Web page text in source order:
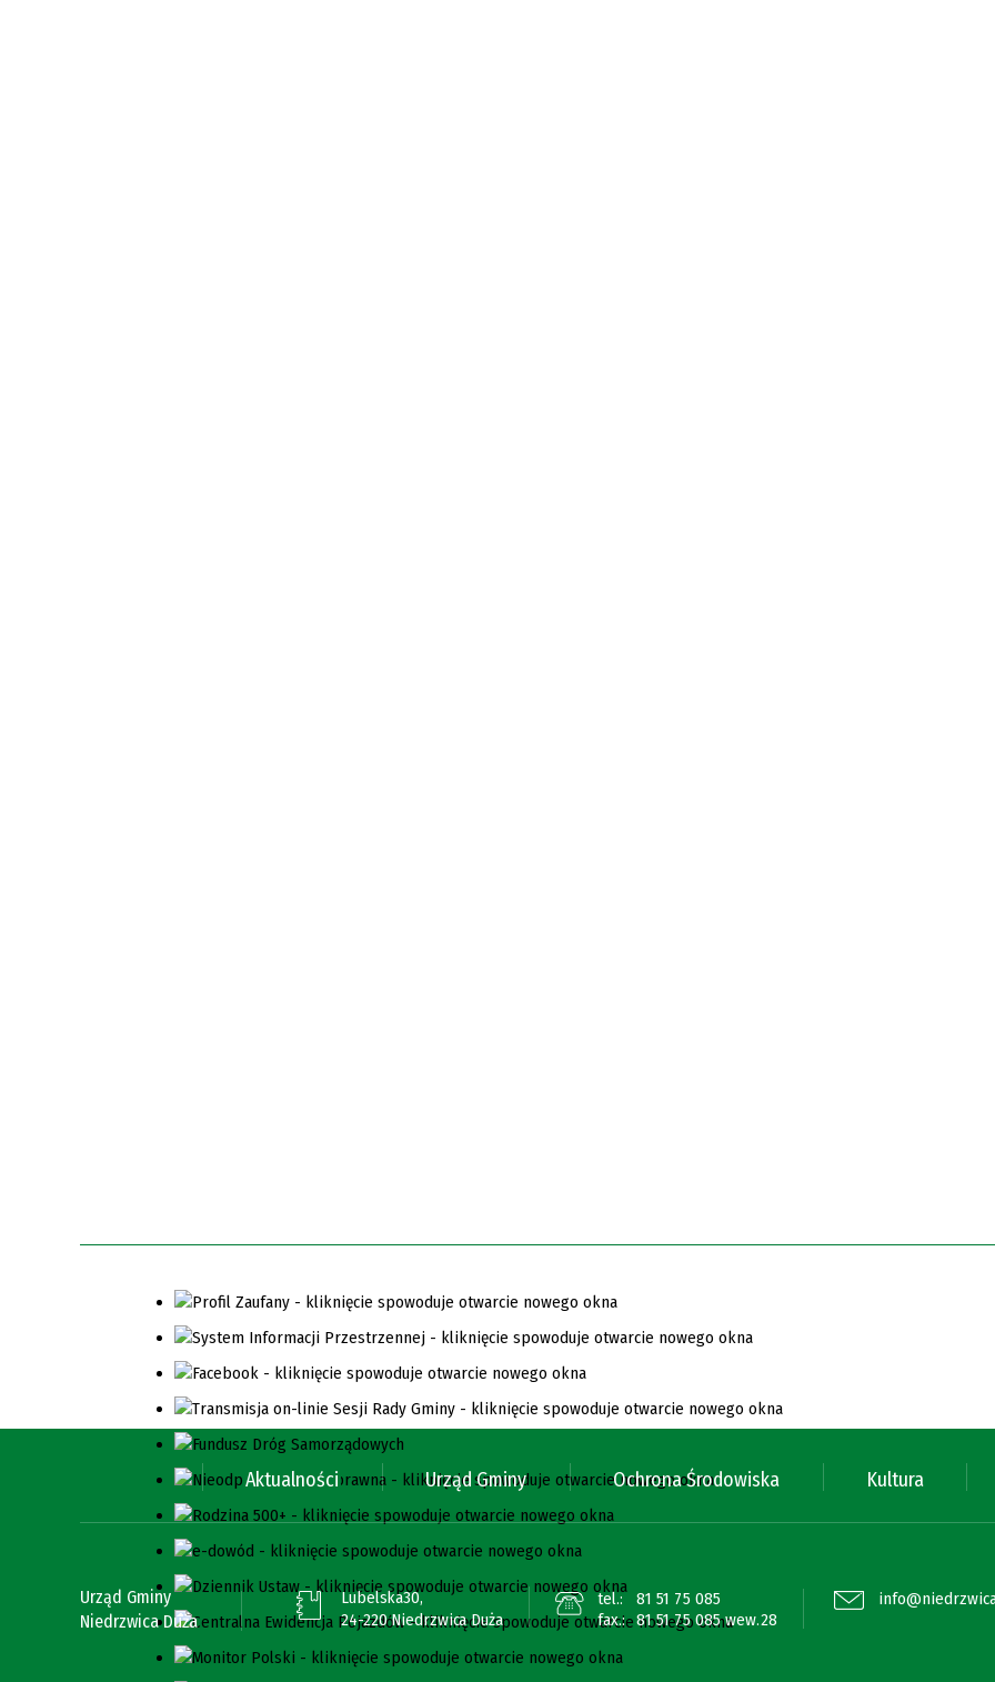
Aktualności Urząd Gminy Ochrona Środowiska Kultura
Urząd Gminy
Niedrzwica Duża
Lubelska30,
24-220 Niedrzwica Duża
tel.:
81 51 75 085
fax.: 81 51 75 085 wew.28